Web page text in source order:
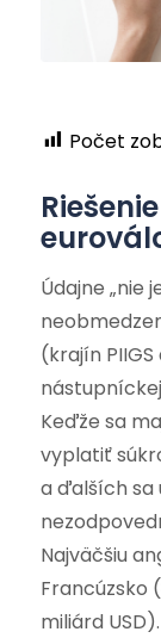
Počet
Údajne „nie
(krajín
nástupníckej
Keďže sa
vyplatiť
a ďalších sa
Najväčšiu
Francúzsko
miliárd